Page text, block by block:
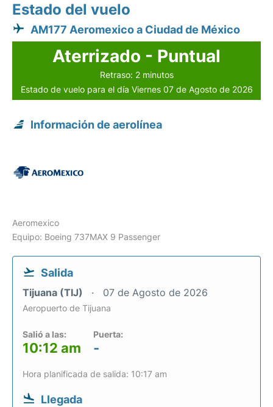
Estado del vuelo
AM177 Aeromexico a Ciudad de México
Aterrizado - Puntual
Retraso: 2 minutos
Estado de vuelo para el día Viernes 07 de Agosto de 2026
Información de aerolínea
Aeromexico
Equipo: Boeing 737MAX 9 Passenger
Salida
Tijuana (TIJ) 07 de Agosto de 2026
Aeropuerto de Tijuana
Salió a las:
10:12 am
Puerta:
-
Hora planificada de salida: 10:17 am
Llegada